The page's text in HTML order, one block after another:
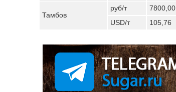
Тамбов
руб/т 7800,00
USD/т
105,76